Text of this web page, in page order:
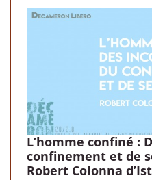
L’homme confiné :
confinement et de
Robert Colonna